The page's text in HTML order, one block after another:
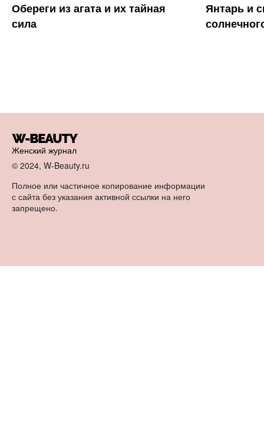
Обереги из агата и их тайная
сила
Янтарь и
Женский журнал
© 2024, W-Beauty.ru
Полное или частичное копирование информации
с сайта без указания активной ссылки на него
запрещено.